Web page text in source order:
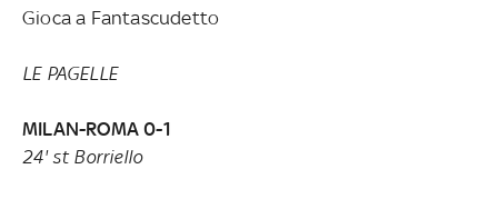
Gioca a Fantascudetto
LE PAGELLE
MILAN-ROMA 0-1
24' st Borriello